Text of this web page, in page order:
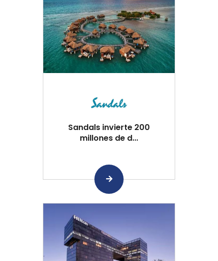
Sandals invierte 200
millones de d...